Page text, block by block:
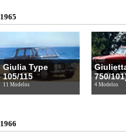
1965
Giulia Type
105/115
11 Modelos
750/
4 Modelos
1966